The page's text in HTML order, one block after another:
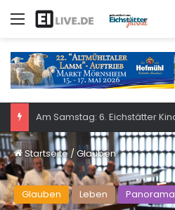
Menü
Startseite /Glauben
Glauben Leben Panorama